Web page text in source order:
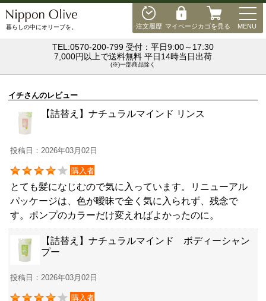
注文履歴 マイページカゴを見る MENU
暮らしの中にオリーブを。
TEL:0570-200-799 受付：平日9:00～17:30
7,000円以上で送料無料 平日14時当日出荷
(※)一部商品除く
イチさんのレビュー
【詰替え】ナチュラルマインド リンス
投稿日：2026年03月02日
購入者
とても髪になじむので気に入っています。リニューアル
パッケージは、色が曖昧で全く気に入られず、残念で
す。ポンプのカラーだけ変えればよかったのに。
【詰替え】ナチュラルマインド ボディーシャン
プー
投稿日：2026年03月02日
購入者